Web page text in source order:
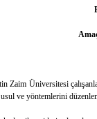
Üniversitesi
ve yöntemlerini